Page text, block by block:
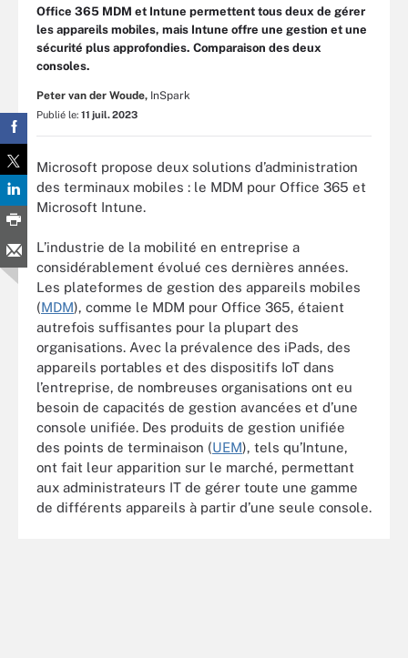
Office 365 MDM et Intune permettent tous deux de gérer
les appareils mobiles, mais Intune offre une gestion et une
sécurité plus approfondies. Comparaison des deux
consoles.
Peter van der Woude, InSpark
Publié le: 11 juil. 2023
Microsoft propose deux solutions d’administration
des terminaux mobiles : le MDM pour Office 365 et
Microsoft Intune.
L’industrie de la mobilité en entreprise a
considérablement évolué ces dernières années.
Les plateformes de gestion des appareils mobiles
(MDM), comme le MDM pour Office 365, étaient
autrefois suffisantes pour la plupart des
organisations. Avec la prévalence des iPads, des
appareils portables et des dispositifs IoT dans
l’entreprise, de nombreuses organisations ont eu
besoin de capacités de gestion avancées et d’une
console unifiée. Des produits de gestion unifiée
des points de terminaison (UEM), tels qu’Intune,
ont fait leur apparition sur le marché, permettant
aux administrateurs IT de gérer toute une gamme
de différents appareils à partir d’une seule console.